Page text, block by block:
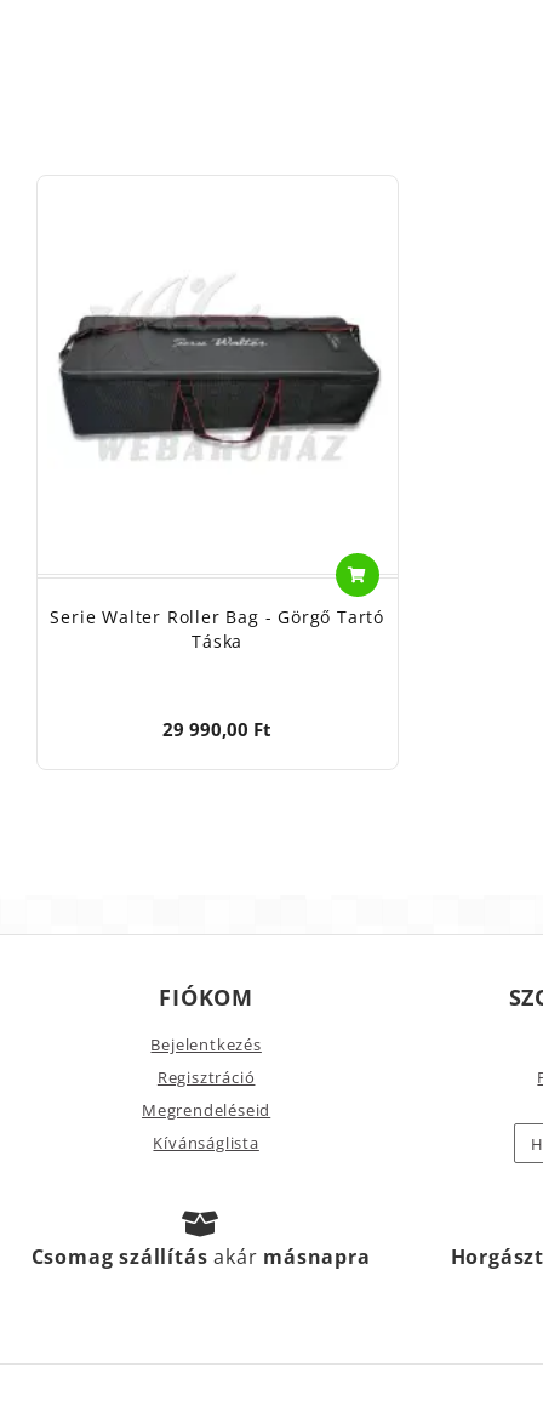
Serie Walter Roller Bag - Görgő Tartó
Táska
29 990,00 Ft
FIÓKOM
Bejelentkezés
Regisztráció
Megrendeléseid
Kívánságlista
Csomag szállításakár másnapra